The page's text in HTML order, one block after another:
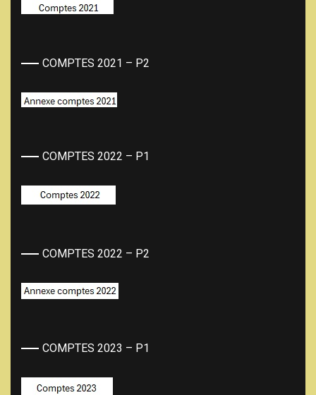
COMPTES 2021 – P2
COMPTES 2022 – P1
COMPTES 2022 – P2
COMPTES 2023 – P1